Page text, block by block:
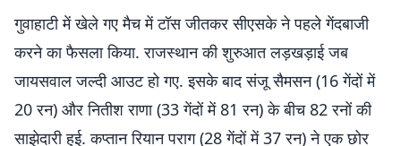
गुवाहाटी में खेले गए मैच में टॉस जीतकर सीएसके ने पहले गेंदबाजी
करने का फैसला किया. राजस्थान की शुरुआत लड़खड़ाई जब
जायसवाल जल्दी आउट हो गए. इसके बाद संजू सैमसन (16 गेंदों में
20 रन) और नितीश राणा (33 गेंदों में 81 रन) के बीच 82 रनों की
साझेदारी हुई. कप्तान रियान पराग (28 गेंदों में 37 रन) ने एक छोर